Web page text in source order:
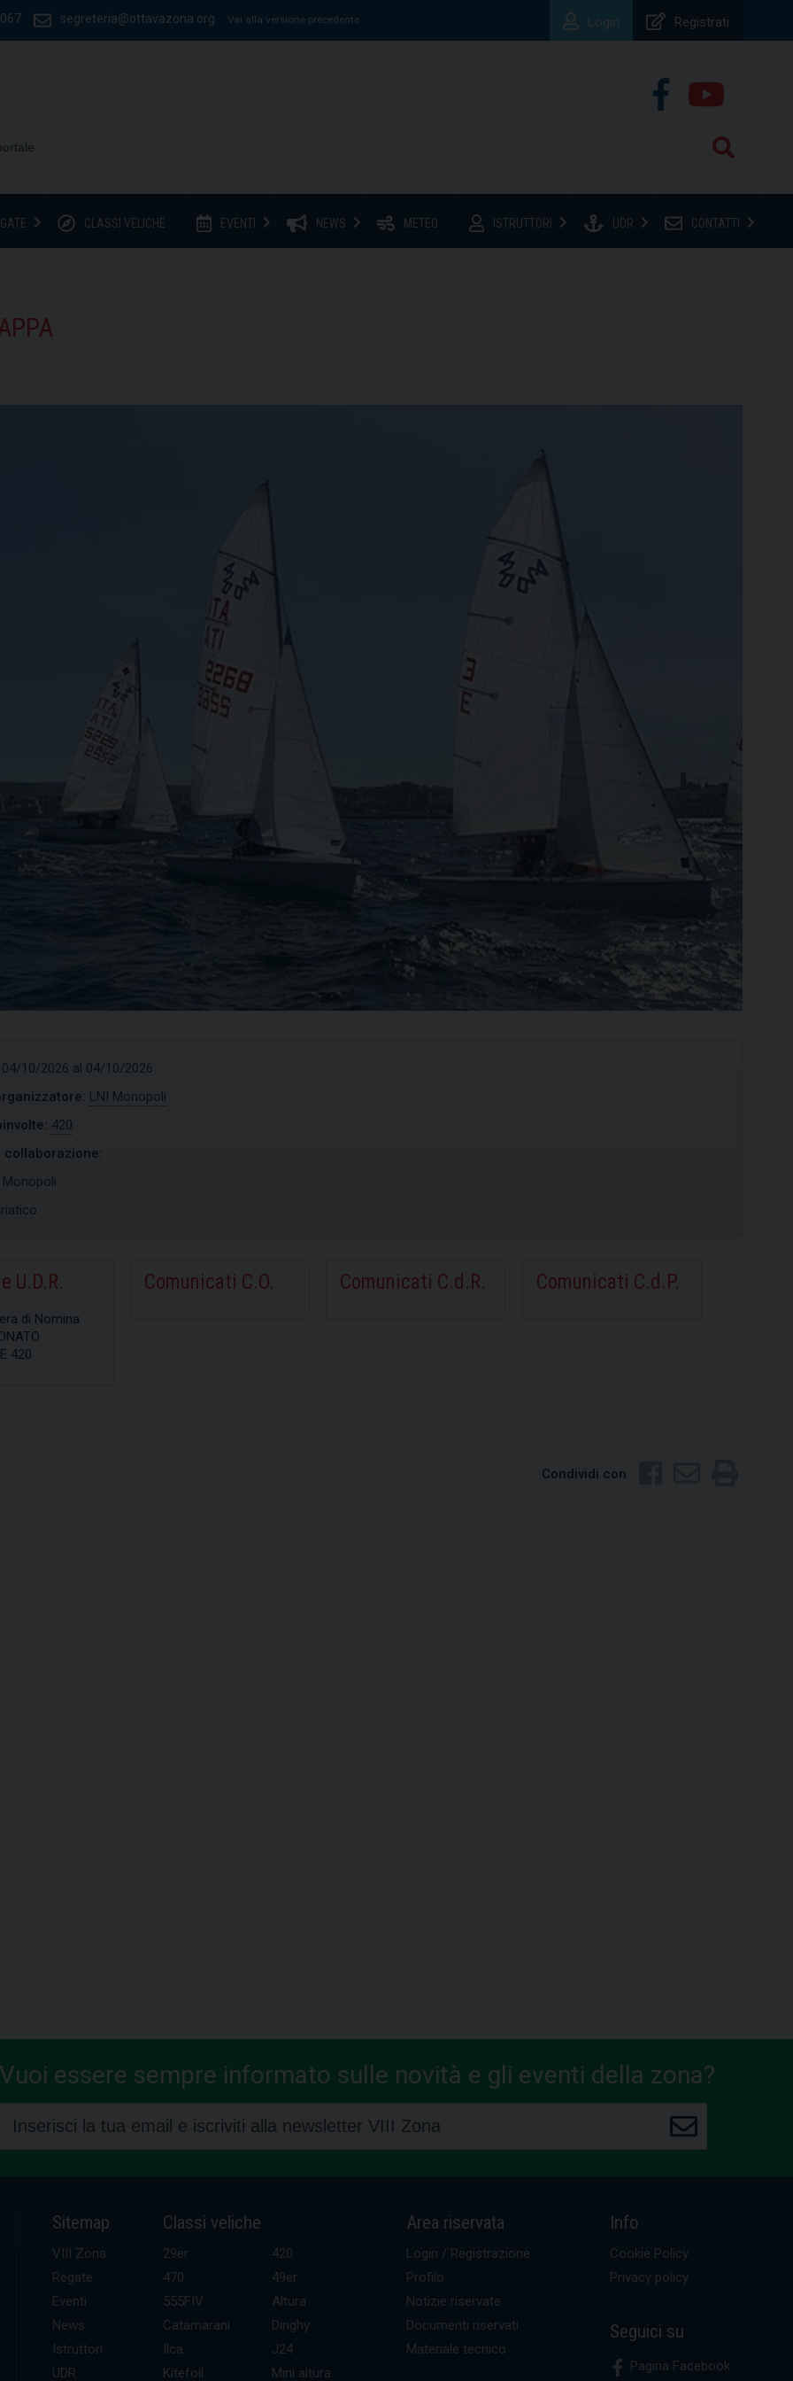
segreteria@ottavazona.org Vai alla versione precedente Registrati
Login
CLASSI VELICHE EVENTI NEWS METEO ISTRUTTORI UDR CONTATTI
04/10/2026 al 04/10/2026
LNI Monopoli
420
collaborazione:
Monopoli
U.D.R.
di Nomina
420
Comunicati C.O. Comunicati C.d.R. Comunicati C.d.P.
Condividi con
Vuoi essere sempre informato sulle novità e gli eventi della zona?
Sitemap
VIII Zona
Regate
Eventi
News
Istruttori
UDR
Classi veliche
29er
420
470
49er
555FIV
Altura
Catamarani
Dinghy
Ilca
J24
Kitefoil
Mini altura
Area riservata
Login / Registrazione
Profilo
Notizie riservate
Documenti riservati
Materiale tecnico
Info
Cookie Policy
Privacy policy
Seguici su
Pagina Facebook